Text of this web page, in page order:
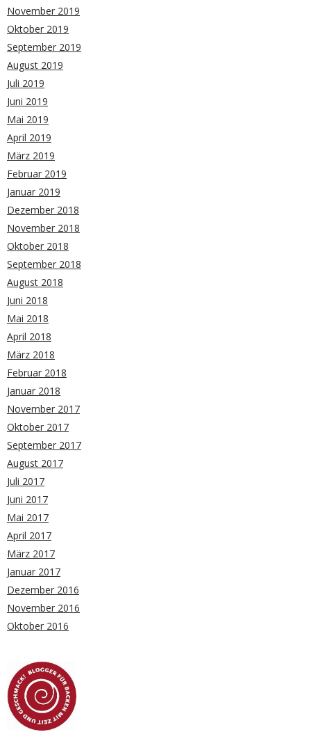
November 2019
Oktober 2019
September 2019
August 2019
Juli 2019
Juni 2019
Mai 2019
April 2019
März 2019
Februar 2019
Januar 2019
Dezember 2018
November 2018
Oktober 2018
September 2018
August 2018
Juni 2018
Mai 2018
April 2018
März 2018
Februar 2018
Januar 2018
November 2017
Oktober 2017
September 2017
August 2017
Juli 2017
Juni 2017
Mai 2017
April 2017
März 2017
Januar 2017
Dezember 2016
November 2016
Oktober 2016